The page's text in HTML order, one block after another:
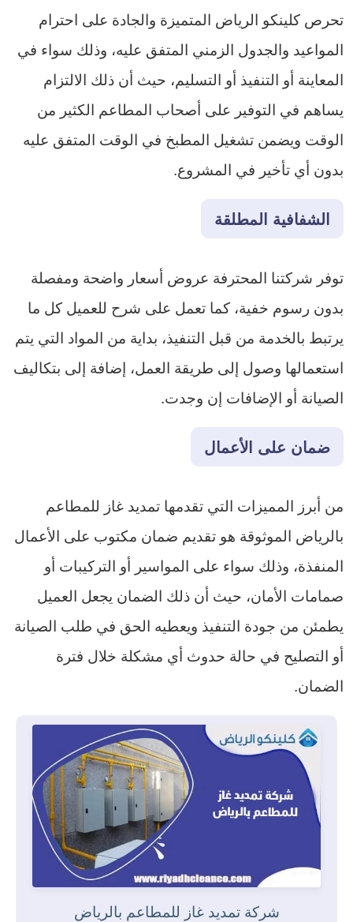
تحرص كلينكو الرياض المتميزة والجادة على احترام
المواعيد والجدول الزمني المتفق عليه، وذلك سواء في
المعاينة أو التنفيذ أو التسليم، حيث أن ذلك الالتزام
يساهم في التوفير على أصحاب المطاعم الكثير من
الوقت ويضمن تشغيل المطبخ في الوقت المتفق عليه
بدون أي تأخير في المشروع.
الشفافية المطلقة
توفر شركتنا المحترفة عروض أسعار واضحة ومفصلة
بدون رسوم خفية، كما تعمل على شرح للعميل كل ما
يرتبط بالخدمة من قبل التنفيذ، بداية من المواد التي يتم
استعمالها وصول إلى طريقة العمل، إضافة إلى بتكاليف
الصيانة أو الإضافات إن وجدت.
ضمان على الأعمال
من أبرز المميزات التي تقدمها تمديد غاز للمطاعم
بالرياض الموثوقة هو تقديم ضمان مكتوب على الأعمال
المنفذة، وذلك سواء على المواسير أو التركيبات أو
صمامات الأمان، حيث أن ذلك الضمان يجعل العميل
يطمئن من جودة التنفيذ ويعطيه الحق في طلب الصيانة
أو التصليح في حالة حدوث أي مشكلة خلال فترة
الضمان.
شركة تمديد غاز للمطاعم بالرياض